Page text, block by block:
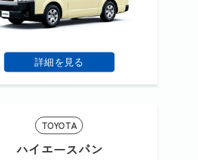
詳細を見る
TOYOTA
ハイエースバン